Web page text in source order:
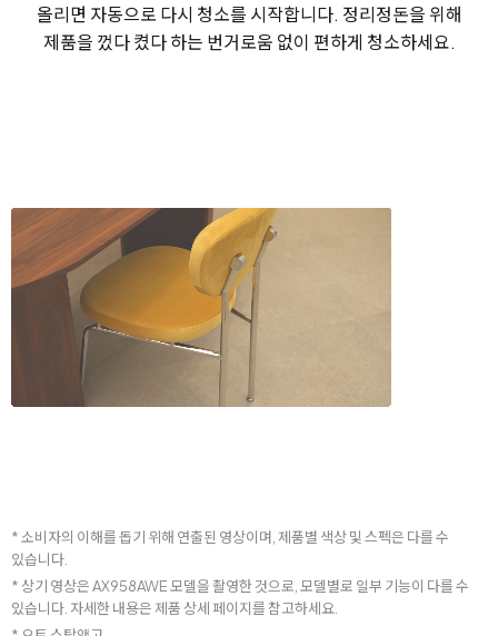
올리면 자동으로 다시 청소를 시작합니다. 정리정돈을 위해
제품을 껐다 켰다 하는 번거로움 없이 편하게 청소하세요.
* 소비자의 이해를 돕기 위해 연출된 영상이며, 제품별 색상 및 스펙은 다를 수
있습니다.
* 상기 영상은 AX958AWE 모델을 촬영한 것으로, 모델별로 일부 기능이 다를 수
있습니다. 자세한 내용은 제품 상세 페이지를 참고하세요.